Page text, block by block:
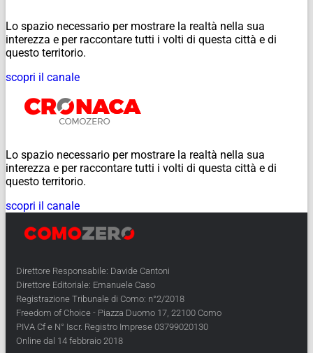
Lo spazio necessario per mostrare la realtà nella sua
interezza e per raccontare tutti i volti di questa città e di
questo territorio.
scopri il canale
Lo spazio necessario per mostrare la realtà nella sua
interezza e per raccontare tutti i volti di questa città e di
questo territorio.
scopri il canale
Direttore Responsabile: Davide Cantoni
Direttore Editoriale: Emanuele Caso
Registrazione Tribunale di Como: n°2/2018
Freedom of Choice - Piazza Duomo 17, 22100 Como
PIVA Cf e N° Iscr. Registro Imprese 03799020130
Online dal 14 febbraio 2018